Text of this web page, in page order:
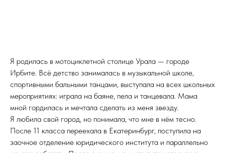
Я родилась в мотоциклетной столице Урала — городе
Ирбите. Всё детство занималась в музыкальной школе,
спортивными бальными танцами, выступала на всех школьных
мероприятиях: играла на баяне, пела и танцевала. Мама
мной гордилась и мечтала сделать из меня звезду.
Я любила свой город, но понимала, что мне в нём тесно.
После 11 класса переехала в Екатеринбург, поступила на
заочное отделение юридического института и параллельно